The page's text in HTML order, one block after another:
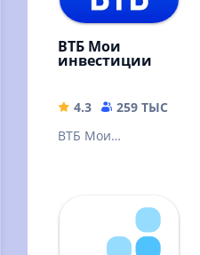
ВТБ Мои
инвестиции
4.3 259 ТЫС
ВТБ Мои
торговле на бирже
в смартфоне